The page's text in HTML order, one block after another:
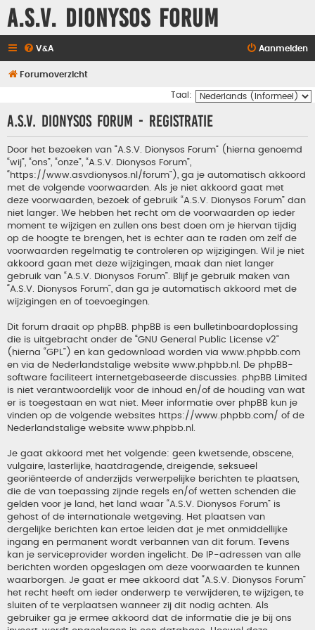
A.S.V. Dionysos Forum
V&A Aanmelden
Forumoverzicht
Taal:
A.S.V. Dionysos Forum - Registratie
Door het bezoeken van “A.S.V. Dionysos Forum” (hierna genoemd
“wij”, “ons”, “onze”, “A.S.V. Dionysos Forum”,
“https://www.asvdionysos.nl/forum”), ga je automatisch akkoord
met de volgende voorwaarden. Als je niet akkoord gaat met
deze voorwaarden, bezoek of gebruik “A.S.V. Dionysos Forum” dan
niet langer. We hebben het recht om de voorwaarden op ieder
moment te wijzigen en zullen ons best doen om je hiervan tijdig
op de hoogte te brengen, het is echter aan te raden om zelf de
voorwaarden regelmatig te controleren op wijzigingen. Wil je niet
akkoord gaan met deze wijzigingen, maak dan niet langer
gebruik van “A.S.V. Dionysos Forum”. Blijf je gebruik maken van
“A.S.V. Dionysos Forum”, dan ga je automatisch akkoord met de
wijzigingen en of toevoegingen.
Dit forum draait op phpBB. phpBB is een bulletinboardoplossing
die is uitgebracht onder de “GNU General Public License v2”
(hierna “GPL”) en kan gedownload worden via www.phpbb.com
en via de Nederlandstalige website www.phpbb.nl . De phpBB-
software faciliteert internetgebaseerde discussies. phpBB Limited
is niet verantwoordelijk voor de inhoud en/of de houding van wat
er is toegestaan en wat niet. Meer informatie over phpBB kun je
vinden op de volgende websites https://www.phpbb.com/ of de
Nederlandstalige website www.phpbb.nl
Je gaat akkoord met het volgende: geen kwetsende, obscene,
vulgaire, lasterlijke, haatdragende, dreigende, seksueel
georiënteerde of anderzijds verwerpelijke berichten te plaatsen,
die de van toepassing zijnde regels en/of wetten schenden die
gelden voor je land, het land waar “A.S.V. Dionysos Forum” is
gehost of de internationale wetgeving. Het plaatsen van
dergelijke berichten kan ertoe leiden dat je met onmiddellijke
ingang en permanent wordt verbannen van dit forum. Tevens
kan je serviceprovider worden ingelicht. De IP-adressen van alle
berichten worden opgeslagen om deze voorwaarden te kunnen
waarborgen. Je gaat er mee akkoord dat “A.S.V. Dionysos Forum”
het recht heeft om ieder onderwerp te verwijderen, te wijzigen, te
sluiten of te verplaatsen wanneer zij dit nodig achten. Als
gebruiker ga je ermee akkoord dat de informatie die je bij ons